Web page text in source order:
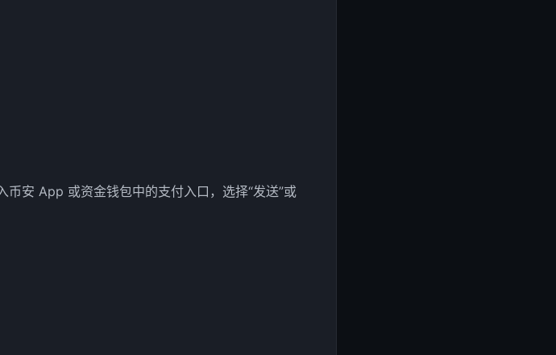
安 App 或资金钱包中的支付入口，选择“发送”或